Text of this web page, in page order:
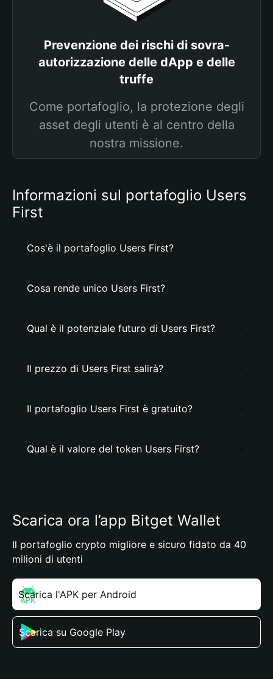
Prevenzione dei rischi di sovra-
autorizzazione delle dApp e delle
truffe
Come portafoglio, la protezione degli
asset degli utenti è al centro della
nostra missione.
Informazioni sul portafoglio Users
First
Cos'è il portafoglio Users First?
Cosa rende unico Users First?
Qual è il potenziale futuro di Users First?
Il prezzo di Users First salirà?
Il portafoglio Users First è gratuito?
Qual è il valore del token Users First?
Scarica ora l’app Bitget Wallet
Il portafoglio crypto migliore e sicuro fidato da 40
milioni di utenti
Scarica l'APK per Android
Scarica su Google Play